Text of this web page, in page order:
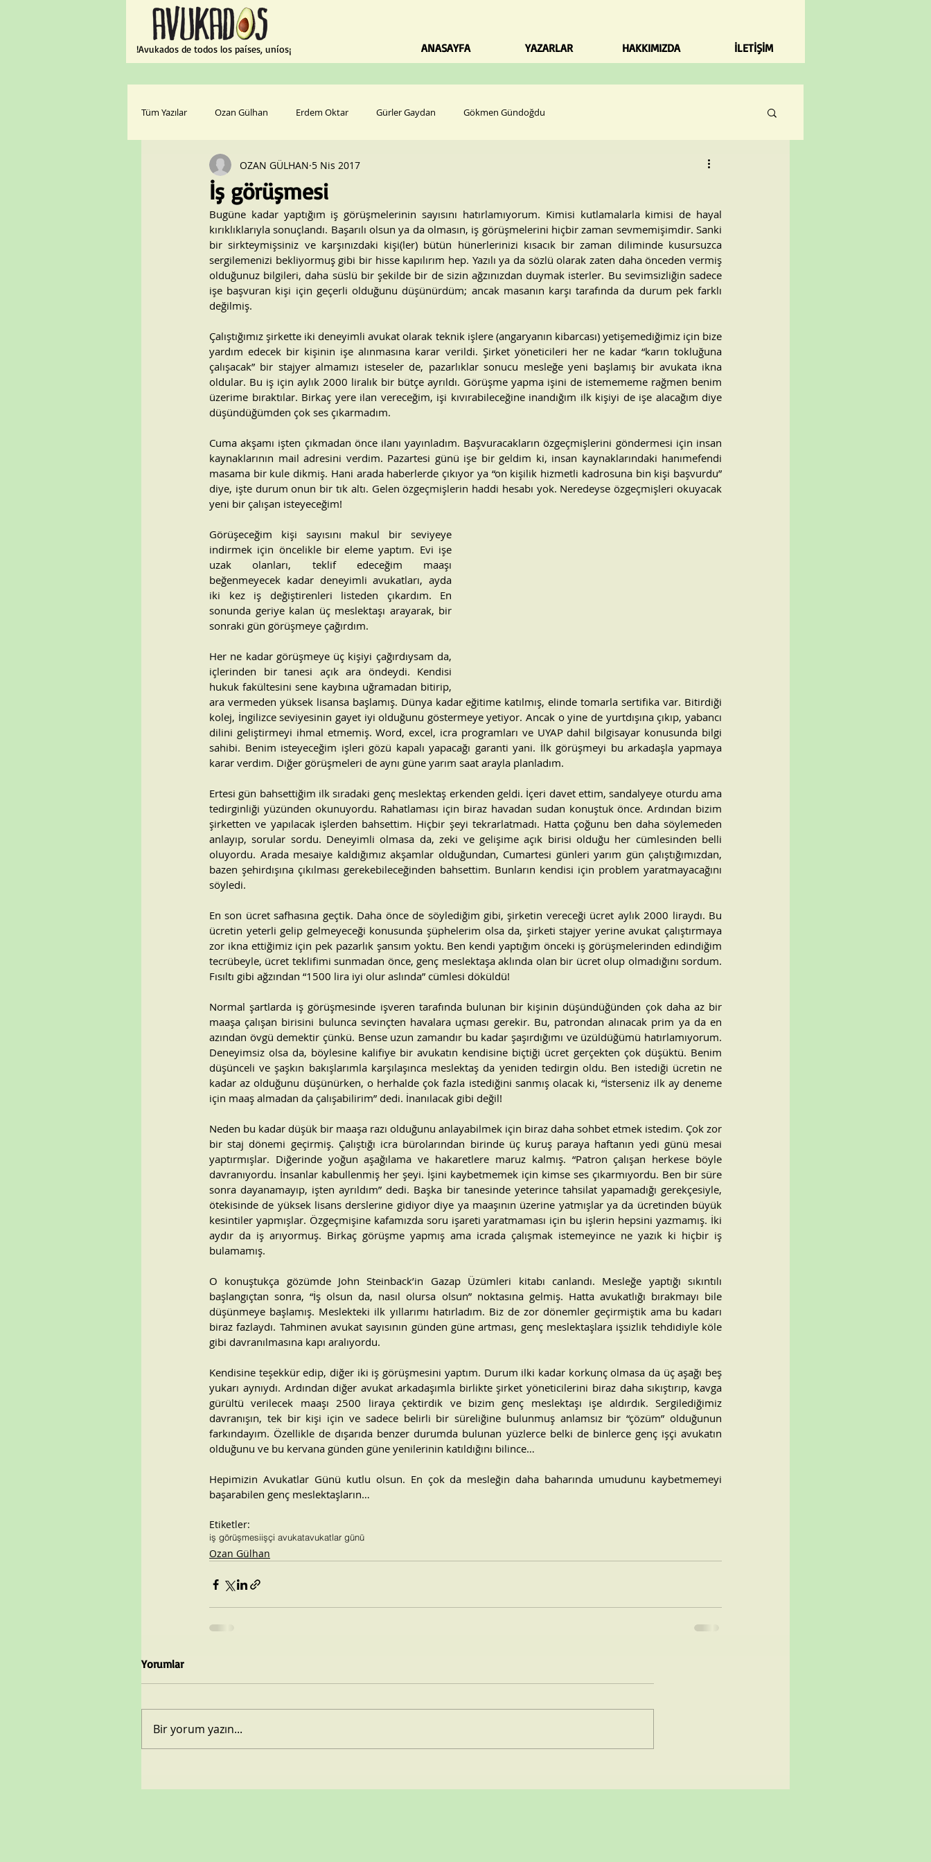
¡Avukados de todos los países, uníos! ANASAYFA YAZARLAR HAKKIMIZDA İLETİŞİM
Tüm Yazılar Ozan Gülhan Erdem Oktar Gürler Gaydan Gökmen Gündoğdu
İş görüşmesi
OZAN GÜLHAN 5 Nis 2017
Bugüne kadar yaptığım iş görüşmelerinin sayısını hatırlamıyorum. Kimisi kutlamalarla kimisi de hayal
kırıklıklarıyla sonuçlandı. Başarılı olsun ya da olmasın, iş görüşmelerini hiçbir zaman sevmemişimdir. Sanki
bir sirkteymişsiniz ve karşınızdaki kişi(ler) bütün hünerlerinizi kısacık bir zaman diliminde kusursuzca
sergilemenizi bekliyormuş gibi bir hisse kapılırım hep. Yazılı ya da sözlü olarak zaten daha önceden vermiş
olduğunuz bilgileri, daha süslü bir şekilde bir de sizin ağzınızdan duymak isterler. Bu sevimsizliğin sadece
işe başvuran kişi için geçerli olduğunu düşünürdüm; ancak masanın karşı tarafında da durum pek farklı
değilmiş.
Çalıştığımız şirkette iki deneyimli avukat olarak teknik işlere (angaryanın kibarcası) yetişemediğimiz için bize
yardım edecek bir kişinin işe alınmasına karar verildi. Şirket yöneticileri her ne kadar “karın tokluğuna
çalışacak” bir stajyer almamızı isteseler de, pazarlıklar sonucu mesleğe yeni başlamış bir avukata ikna
oldular. Bu iş için aylık 2000 liralık bir bütçe ayrıldı. Görüşme yapma işini de istemememe rağmen benim
üzerime bıraktılar. Birkaç yere ilan vereceğim, işi kıvırabileceğine inandığım ilk kişiyi de işe alacağım diye
düşündüğümden çok ses çıkarmadım.
Cuma akşamı işten çıkmadan önce ilanı yayınladım. Başvuracakların özgeçmişlerini göndermesi için insan
kaynaklarının mail adresini verdim. Pazartesi günü işe bir geldim ki, insan kaynaklarındaki hanımefendi
masama bir kule dikmiş. Hani arada haberlerde çıkıyor ya “on kişilik hizmetli kadrosuna bin kişi başvurdu”
diye, işte durum onun bir tık altı. Gelen özgeçmişlerin haddi hesabı yok. Neredeyse özgeçmişleri okuyacak
yeni bir çalışan isteyeceğim!
Görüşeceğim kişi sayısını makul bir seviyeye
indirmek için öncelikle bir eleme yaptım. Evi işe
uzak olanları, teklif edeceğim maaşı
beğenmeyecek kadar deneyimli avukatları, ayda
iki kez iş değiştirenleri listeden çıkardım. En
sonunda geriye kalan üç meslektaşı arayarak, bir
sonraki gün görüşmeye çağırdım.
Her ne kadar görüşmeye üç kişiyi çağırdıysam da,
içlerinden bir tanesi açık ara öndeydi. Kendisi
hukuk fakültesini sene kaybına uğramadan bitirip,
ara vermeden yüksek lisansa başlamış. Dünya kadar eğitime katılmış, elinde tomarla sertifika var. Bitirdiği
kolej, İngilizce seviyesinin gayet iyi olduğunu göstermeye yetiyor. Ancak o yine de yurtdışına çıkıp, yabancı
dilini geliştirmeyi ihmal etmemiş. Word, excel, icra programları ve UYAP dahil bilgisayar konusunda bilgi
sahibi. Benim isteyeceğim işleri gözü kapalı yapacağı garanti yani. İlk görüşmeyi bu arkadaşla yapmaya
karar verdim. Diğer görüşmeleri de aynı güne yarım saat arayla planladım.
Ertesi gün bahsettiğim ilk sıradaki genç meslektaş erkenden geldi. İçeri davet ettim, sandalyeye oturdu ama
tedirginliği yüzünden okunuyordu. Rahatlaması için biraz havadan sudan konuştuk önce. Ardından bizim
şirketten ve yapılacak işlerden bahsettim. Hiçbir şeyi tekrarlatmadı. Hatta çoğunu ben daha söylemeden
anlayıp, sorular sordu. Deneyimli olmasa da, zeki ve gelişime açık birisi olduğu her cümlesinden belli
oluyordu. Arada mesaiye kaldığımız akşamlar olduğundan, Cumartesi günleri yarım gün çalıştığımızdan,
bazen şehirdışına çıkılması gerekebileceğinden bahsettim. Bunların kendisi için problem yaratmayacağını
söyledi.
En son ücret safhasına geçtik. Daha önce de söylediğim gibi, şirketin vereceği ücret aylık 2000 liraydı. Bu
ücretin yeterli gelip gelmeyeceği konusunda şüphelerim olsa da, şirketi stajyer yerine avukat çalıştırmaya
zor ikna ettiğimiz için pek pazarlık şansım yoktu. Ben kendi yaptığım önceki iş görüşmelerinden edindiğim
tecrübeyle, ücret teklifimi sunmadan önce, genç meslektaşa aklında olan bir ücret olup olmadığını sordum.
Fısıltı gibi ağzından “1500 lira iyi olur aslında” cümlesi döküldü!
Normal şartlarda iş görüşmesinde işveren tarafında bulunan bir kişinin düşündüğünden çok daha az bir
maaşa çalışan birisini bulunca sevinçten havalara uçması gerekir. Bu, patrondan alınacak prim ya da en
azından övgü demektir çünkü. Bense uzun zamandır bu kadar şaşırdığımı ve üzüldüğümü hatırlamıyorum.
Deneyimsiz olsa da, böylesine kalifiye bir avukatın kendisine biçtiği ücret gerçekten çok düşüktü. Benim
düşünceli ve şaşkın bakışlarımla karşılaşınca meslektaş da yeniden tedirgin oldu. Ben istediği ücretin ne
kadar az olduğunu düşünürken, o herhalde çok fazla istediğini sanmış olacak ki, “İsterseniz ilk ay deneme
için maaş almadan da çalışabilirim” dedi. İnanılacak gibi değil!
Neden bu kadar düşük bir maaşa razı olduğunu anlayabilmek için biraz daha sohbet etmek istedim. Çok zor
bir staj dönemi geçirmiş. Çalıştığı icra bürolarından birinde üç kuruş paraya haftanın yedi günü mesai
yaptırmışlar. Diğerinde yoğun aşağılama ve hakaretlere maruz kalmış. “Patron çalışan herkese böyle
davranıyordu. İnsanlar kabullenmiş her şeyi. İşini kaybetmemek için kimse ses çıkarmıyordu. Ben bir süre
sonra dayanamayıp, işten ayrıldım” dedi. Başka bir tanesinde yeterince tahsilat yapamadığı gerekçesiyle,
ötekisinde de yüksek lisans derslerine gidiyor diye ya maaşının üzerine yatmışlar ya da ücretinden büyük
kesintiler yapmışlar. Özgeçmişine kafamızda soru işareti yaratmaması için bu işlerin hepsini yazmamış. İki
aydır da iş arıyormuş. Birkaç görüşme yapmış ama icrada çalışmak istemeyince ne yazık ki hiçbir iş
bulamamış.
O konuştukça gözümde John Steinback’in Gazap Üzümleri kitabı canlandı. Mesleğe yaptığı sıkıntılı
başlangıçtan sonra, “İş olsun da, nasıl olursa olsun” noktasına gelmiş. Hatta avukatlığı bırakmayı bile
düşünmeye başlamış. Meslekteki ilk yıllarımı hatırladım. Biz de zor dönemler geçirmiştik ama bu kadarı
biraz fazlaydı. Tahminen avukat sayısının günden güne artması, genç meslektaşlara işsizlik tehdidiyle köle
gibi davranılmasına kapı aralıyordu.
Kendisine teşekkür edip, diğer iki iş görüşmesini yaptım. Durum ilki kadar korkunç olmasa da üç aşağı beş
yukarı aynıydı. Ardından diğer avukat arkadaşımla birlikte şirket yöneticilerini biraz daha sıkıştırıp, kavga
gürültü verilecek maaşı 2500 liraya çektirdik ve bizim genç meslektaşı işe aldırdık. Sergilediğimiz
davranışın, tek bir kişi için ve sadece belirli bir süreliğine bulunmuş anlamsız bir “çözüm” olduğunun
farkındayım. Özellikle de dışarıda benzer durumda bulunan yüzlerce belki de binlerce genç işçi avukatın
olduğunu ve bu kervana günden güne yenilerinin katıldığını bilince…
Hepimizin Avukatlar Günü kutlu olsun. En çok da mesleğin daha baharında umudunu kaybetmemeyi
başarabilen genç meslektaşların…
Etiketler:
iş görüşmesiişçi avukatavukatlar günü
Ozan Gülhan
Yorumlar
Bir yorum yazın...